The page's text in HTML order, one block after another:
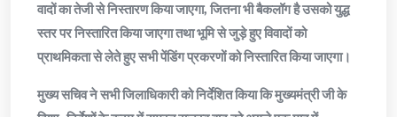
वादों का तेजी से निस्तारण किया जाएगा, जितना भी बैकलॉग है उसको युद्ध
स्तर पर निस्तारित किया जाएगा तथा भूमि से जुड़े हुए विवादों को
प्राथमिकता से लेते हुए सभी पेंडिंग प्रकरणों को निस्तारित किया जाएगा।
मुख्य सचिव ने सभी जिलाधिकारी को निर्देशित किया कि मुख्यमंत्री जी के